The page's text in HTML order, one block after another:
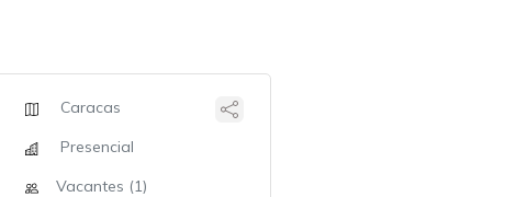
Caracas
Presencial
Vacantes (1)